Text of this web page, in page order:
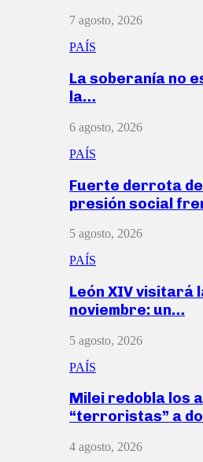
7 agosto, 2026
PAÍS
La soberanía no
la…
6 agosto, 2026
PAÍS
Fuerte derrota
presión social
5 agosto, 2026
PAÍS
León XIV visitará
noviembre: un…
5 agosto, 2026
PAÍS
Milei redobla los
“terroristas” a
4 agosto, 2026